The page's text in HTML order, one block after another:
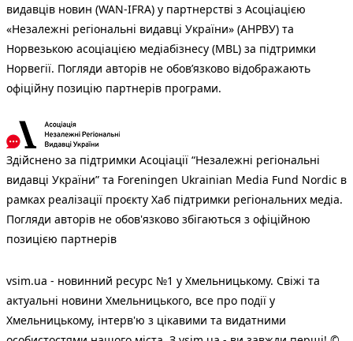
видавців новин (WAN-IFRA) у партнерстві з Асоціацією
«Незалежні регіональні видавці України» (АНРВУ) та
Норвезькою асоціацією медіабізнесу (MBL) за підтримки
Норвегії. Погляди авторів не обов’язково відображають
офіційну позицію партнерів програми.
Здійснено за підтримки Асоціації “Незалежні регіональні
видавці України” та Foreningen Ukrainian Media Fund Nordic в
рамках реалізації проєкту Хаб підтримки регіональних медіа.
Погляди авторів не обов'язково збігаються з офіційною
позицією партнерів
vsim.ua - новинний ресурс №1 у Хмельницькому. Свіжі та
актуальні новини Хмельницького, все про події у
Хмельницькому, інтерв'ю з цікавими та видатними